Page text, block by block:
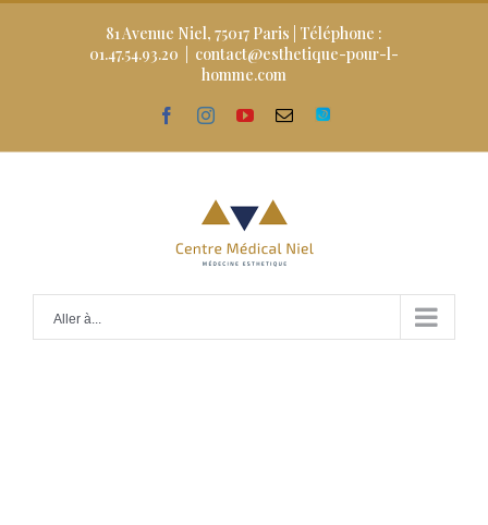
Skip
81 Avenue Niel, 75017 Paris | Téléphone :
01.47.54.93.20
contact@esthetique-pour-l-
homme.com
facebookinstagram
youtubeEmailDoctolib
Aller à...